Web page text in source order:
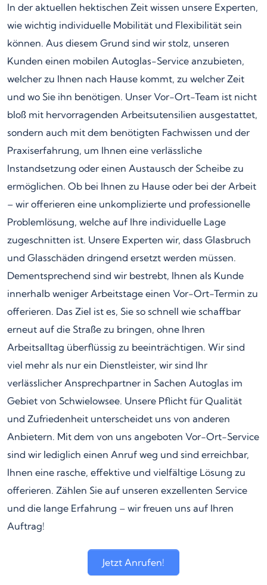
In der aktuellen hektischen Zeit wissen unsere Experten,
wie wichtig individuelle Mobilität und Flexibilität sein
können. Aus diesem Grund sind wir stolz, unseren
Kunden einen mobilen Autoglas-Service anzubieten,
welcher zu Ihnen nach Hause kommt, zu welcher Zeit
und wo Sie ihn benötigen. Unser Vor-Ort-Team ist nicht
bloß mit hervorragenden Arbeitsutensilien ausgestattet,
sondern auch mit dem benötigten Fachwissen und der
Praxiserfahrung, um Ihnen eine verlässliche
Instandsetzung oder einen Austausch der Scheibe zu
ermöglichen. Ob bei Ihnen zu Hause oder bei der Arbeit
– wir offerieren eine unkomplizierte und professionelle
Problemlösung, welche auf Ihre individuelle Lage
zugeschnitten ist. Unsere Experten wir, dass Glasbruch
und Glasschäden dringend ersetzt werden müssen.
Dementsprechend sind wir bestrebt, Ihnen als Kunde
innerhalb weniger Arbeitstage einen Vor-Ort-Termin zu
offerieren. Das Ziel ist es, Sie so schnell wie schaffbar
erneut auf die Straße zu bringen, ohne Ihren
Arbeitsalltag überflüssig zu beeinträchtigen. Wir sind
viel mehr als nur ein Dienstleister, wir sind Ihr
verlässlicher Ansprechpartner in Sachen Autoglas im
Gebiet von Schwielowsee. Unsere Pflicht für Qualität
und Zufriedenheit unterscheidet uns von anderen
Anbietern. Mit dem von uns angeboten Vor-Ort-Service
sind wir lediglich einen Anruf weg und sind erreichbar,
Ihnen eine rasche, effektive und vielfältige Lösung zu
offerieren. Zählen Sie auf unseren exzellenten Service
und die lange Erfahrung – wir freuen uns auf Ihren
Auftrag!
Jetzt Anrufen!